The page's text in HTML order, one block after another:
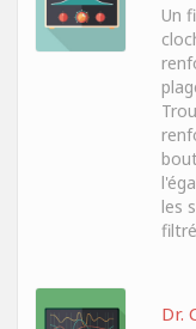
Un
les
Dr.